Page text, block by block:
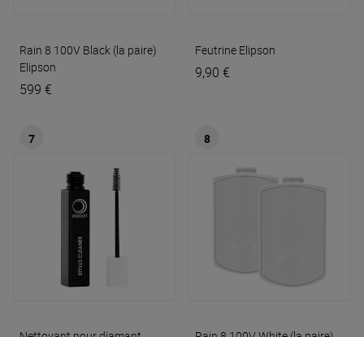
Rain 8 100V Black (la paire)
Elipson
599 €
Feutrine Elipson
9,90 €
7 8